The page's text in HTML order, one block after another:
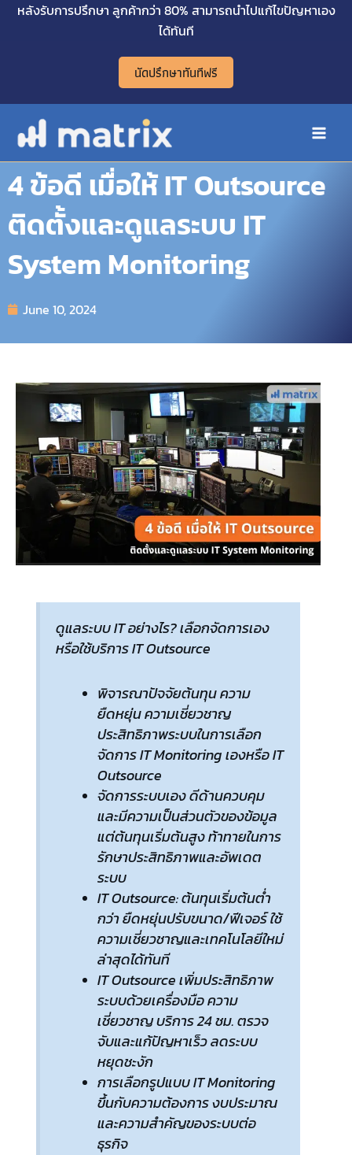
Skipหลังรับการปรึกษา ลูกค้ากว่า 80% สามารถนำไปแก้ไขปัญหาเอง
ได้ทันที
นัดปรึกษาทันทีฟรี
Main
4 ข้อดี เมื่อให้ IT Outsource
ติดตั้งและดูแลระบบ IT
System Monitoring
June 10, 2024
ดูแลระบบ IT อย่างไร? เลือกจัดการเอง
หรือใช้บริการ IT Outsource
พิจารณาปัจจัยต้นทุน ความ
ยืดหยุ่น ความเชี่ยวชาญ
ประสิทธิภาพระบบในการเลือก
จัดการ IT Monitoring เองหรือ IT
Outsource
จัดการระบบเอง ดีด้านควบคุม
และมีความเป็นส่วนตัวของข้อมูล
แต่ต้นทุนเริ่มต้นสูง ท้าทายในการ
รักษาประสิทธิภาพและอัพเดต
ระบบ
IT Outsource: ต้นทุนเริ่มต้นต่ำ
กว่า ยืดหยุ่นปรับขนาด/ฟีเจอร์ ใช้
ความเชี่ยวชาญและเทคโนโลยีใหม่
ล่าสุดได้ทันที
IT Outsource เพิ่มประสิทธิภาพ
ระบบด้วยเครื่องมือ ความ
เชี่ยวชาญ บริการ 24 ชม. ตรวจ
จับและแก้ปัญหาเร็ว ลดระบบ
หยุดชะงัก
การเลือกรูปแบบ IT Monitoring
ขึ้นกับความต้องการ งบประมาณ
และความสำคัญของระบบต่อ
ธุรกิจ